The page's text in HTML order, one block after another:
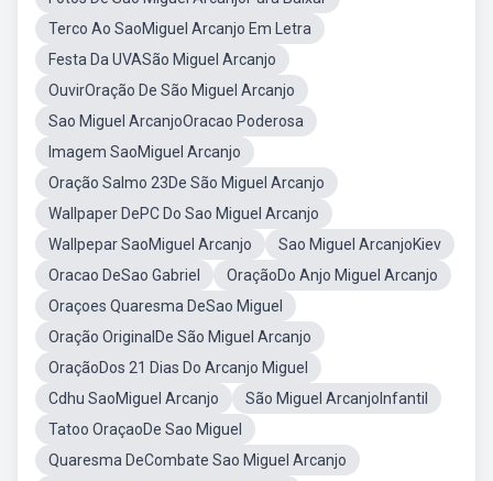
Terco Ao SaoMiguel Arcanjo Em Letra
Festa Da UVASão Miguel Arcanjo
OuvirOração De São Miguel Arcanjo
Sao Miguel ArcanjoOracao Poderosa
Imagem SaoMiguel Arcanjo
Oração Salmo 23De São Miguel Arcanjo
Wallpaper DePC Do Sao Miguel Arcanjo
Wallpepar SaoMiguel Arcanjo
Sao Miguel ArcanjoKiev
Oracao DeSao Gabriel
OraçãoDo Anjo Miguel Arcanjo
Oraçoes Quaresma DeSao Miguel
Oração OriginalDe São Miguel Arcanjo
OraçãoDos 21 Dias Do Arcanjo Miguel
Cdhu SaoMiguel Arcanjo
São Miguel ArcanjoInfantil
Tatoo OraçaoDe Sao Miguel
Quaresma DeCombate Sao Miguel Arcanjo